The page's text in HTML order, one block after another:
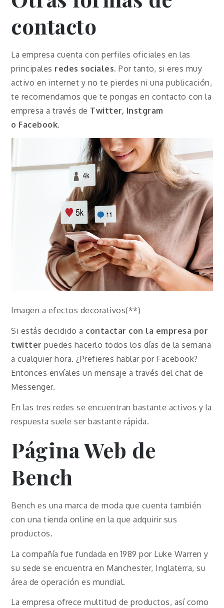
contacto
La empresa cuenta con perfiles oficiales en las
principales redes sociales. Por tanto, si eres muy
activo en internet y no te pierdes ni una publicación,
te recomendamos que te pongas en contacto con la
empresa a través de Twitter, Instgram
o Facebook.
Imagen a efectos decorativos(**)
Si estás decidido a contactar con la empresa por
twitter puedes hacerlo todos los días de la semana
a cualquier hora. ¿Prefieres hablar por Facebook?
Entonces envíales un mensaje a través del chat de
Messenger.
En las tres redes se encuentran bastante activos y la
respuesta suele ser bastante rápida.
Página Web de
Bench
Bench es una marca de moda que cuenta también
con una tienda online en la que adquirir sus
productos.
La compañía fue fundada en 1989 por Luke Warren y
su sede se encuentra en Manchester, Inglaterra, su
área de operación es mundial.
La empresa ofrece multitud de productos, así como